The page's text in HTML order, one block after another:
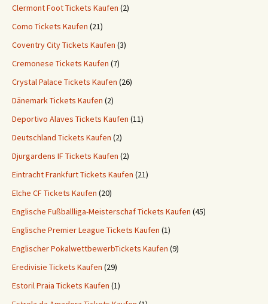
Clermont Foot Tickets Kaufen (2)
Como Tickets Kaufen (21)
Coventry City Tickets Kaufen (3)
Cremonese Tickets Kaufen (7)
Crystal Palace Tickets Kaufen (26)
Dänemark Tickets Kaufen (2)
Deportivo Alaves Tickets Kaufen (11)
Deutschland Tickets Kaufen (2)
Djurgardens IF Tickets Kaufen (2)
Eintracht Frankfurt Tickets Kaufen (21)
Elche CF Tickets Kaufen (20)
Englische Fußballliga-Meisterschaf Tickets Kaufen (45)
Englische Premier League Tickets Kaufen (1)
Englischer PokalwettbewerbTickets Kaufen (9)
Eredivisie Tickets Kaufen (29)
Estoril Praia Tickets Kaufen (1)